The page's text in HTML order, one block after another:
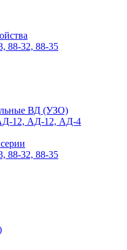
88-32, 88-35
ВД (УЗО)
12, АД-12, АД-4
88-32, 88-35